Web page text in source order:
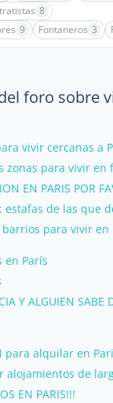
8
9 Fontaneros 3
foro sobre
vivir cercanas a
zonas para vivir en
EN PARIS POR
estafas de las que
para vivir en
en París
Y ALGUIEN SABE
para alquilar en
alojamientos de
EN PARIS!!!